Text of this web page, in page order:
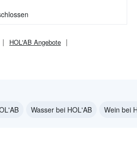
HOL'AB Angebote
Wasser bei HOL'AB Wein bei